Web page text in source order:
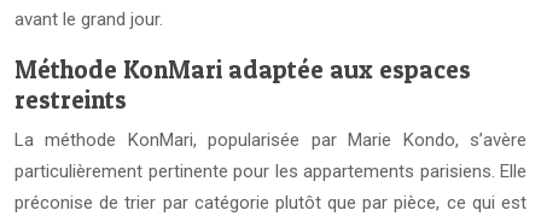
avant le grand jour.
Méthode KonMari adaptée aux espaces
restreints
La méthode KonMari, popularisée par Marie Kondo, s’avère
particulièrement pertinente pour les appartements parisiens. Elle
préconise de trier par catégorie plutôt que par pièce, ce qui est